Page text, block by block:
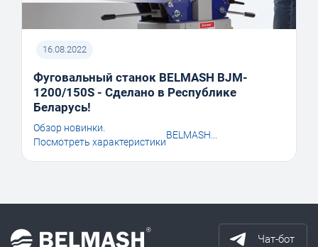
16.08.2022
Фуговальный станок BELMASH BJM-
1200/150S - Сделано в Республике
Беларусь!
Обзор новинки.
Посмотреть характеристики
BELMASH...
Чат-бот